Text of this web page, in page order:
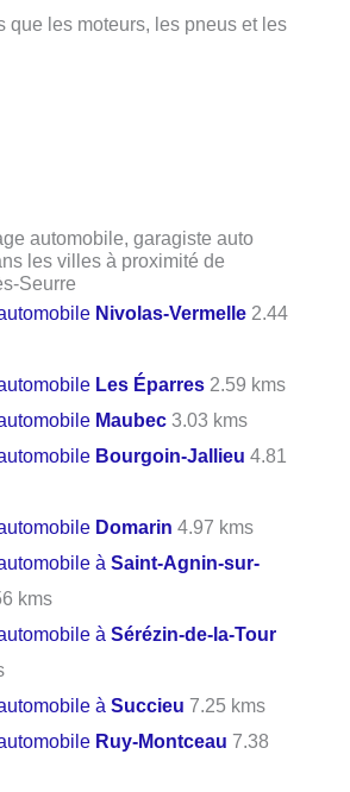
que les moteurs, les pneus et les
automobile, garagiste auto
les villes à proximité de
Seurre
Nivolas-Vermelle 2.44
Les Éparres 2.59 kms
Maubec 3.03 kms
Bourgoin-Jallieu 4.81
Domarin 4.97 kms
àSaint-Agnin-sur-
kms
àSérézin-de-la-Tour
àSuccieu 7.25 kms
Ruy-Montceau 7.38